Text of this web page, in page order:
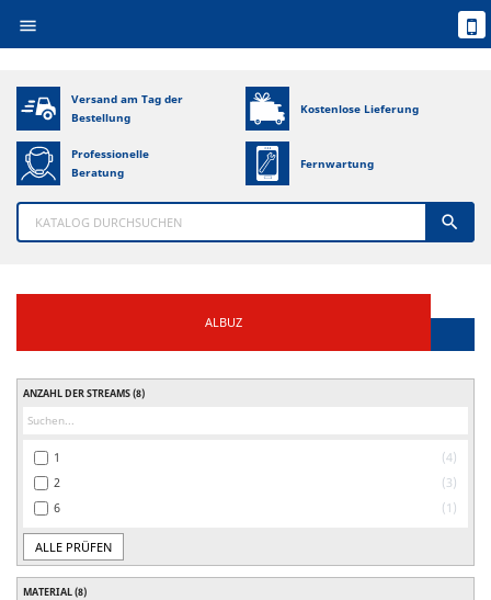

Versand am Tag der
Bestellung
Kostenlose Lieferung
Professionelle
Beratung
Fernwartung

ALBUZ
ANZAHL DER STREAMS(8)
1
4
2
3
6
1
ALLE PRÜFEN
MATERIAL(8)